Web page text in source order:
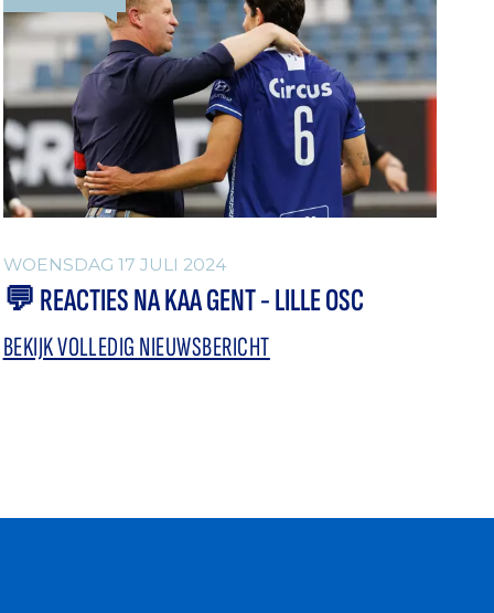
WOENSDAG 17 JULI 2024
💬 REACTIES NA KAA GENT - LILLE OSC
BEKIJK VOLLEDIG NIEUWSBERICHT